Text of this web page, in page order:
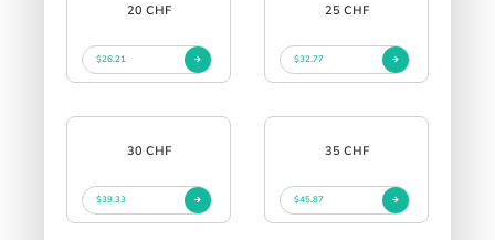
20 CHF
$26.21
25 CHF
$32.77
30 CHF
$39.33
35 CHF
$45.87